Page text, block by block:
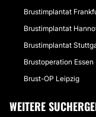
Brustimplantat
Brustimplantat
Brustimplantat
Brustoperation Essen
Brust-OP Leipzig
WEITERE